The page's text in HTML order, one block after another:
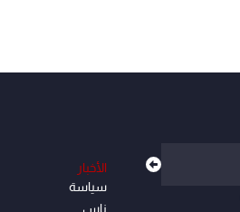
الأخبار
سياسة
ناس